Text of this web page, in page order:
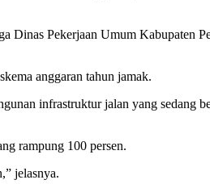
Dinas Pekerjaan Umum Kabupaten
anggaran tahun jamak.
infrastruktur jalan yang sedang
rampung 100 persen.
jelasnya.